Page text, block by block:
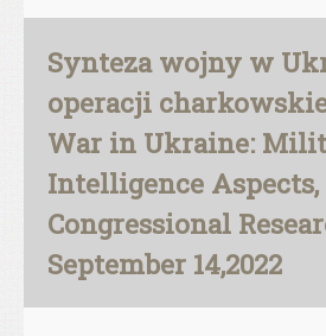
Synteza wojny w
operacji
War in Ukraine:
Intelligence Aspects,
Congressional
September 14,2022